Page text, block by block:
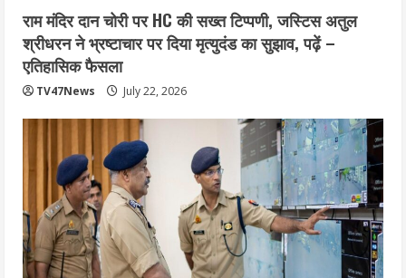
राम मंदिर दान चोरी पर HC की सख्त टिप्पणी, जस्टिस अतुल
श्रीधरन ने भ्रष्टाचार पर द‍िया मृत्युदंड का सुझाव, पढ़ें –
एत‍िहास‍िक फैसला
TV47News July 22, 2026